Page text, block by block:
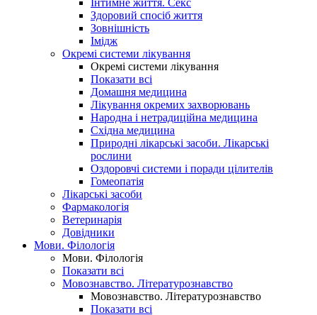
Інтимне життя. Секс
Здоровий спосіб життя
Зовнішність
Імідж
Окремі системи лікування
Окремі системи лікування
Показати всі
Домашня медицина
Лікування окремих захворювань
Народна і нетрадиційна медицина
Східна медицина
Природні лікарські засоби. Лікарські
рослини
Оздоровчі системи і поради цілителів
Гомеопатія
Лікарські засоби
Фармакологія
Ветеринарія
Довідники
Мови. Філологія
Мови. Філологія
Показати всі
Мовознавство. Літературознавство
Мовознавство. Літературознавство
Показати всі